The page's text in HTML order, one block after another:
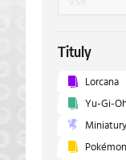
Tituly
Lorcana
Yu-Gi-
Miniatury
Pokémon